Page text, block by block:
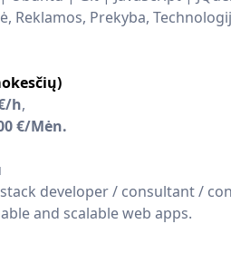
Reklamos, Prekyba,
h,
€/Mėn.
developer / consultant /
and scalable web apps.